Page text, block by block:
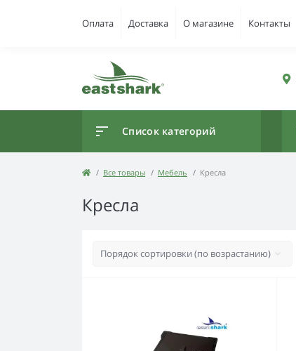
Оплата Доставка О магазине Контакты
Список категорий
Все товары Мебель Кресла
Кресла